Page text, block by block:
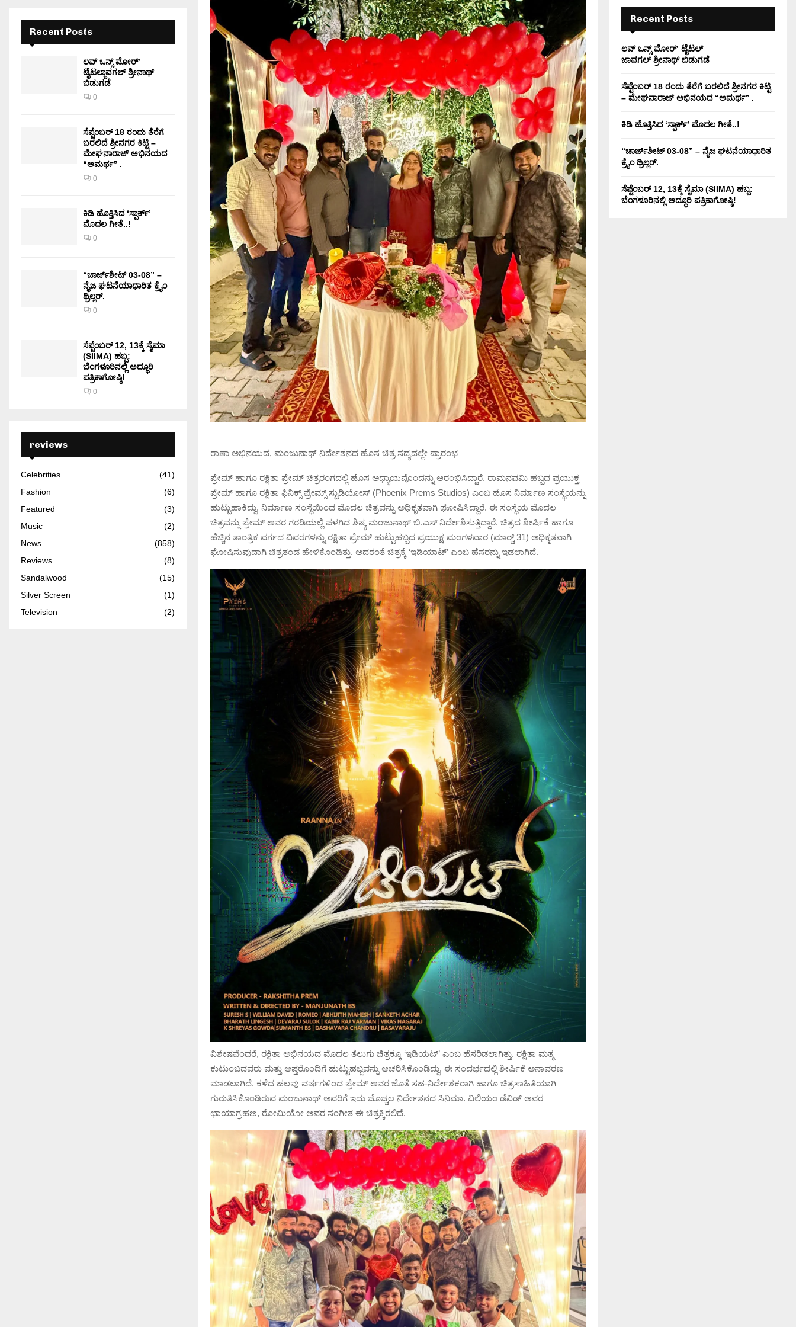
ರಾಣಾ ಅಭಿನಯದ, ಮಂಜುನಾಥ್‍ ನಿರ್ದೇಶನದ ಹೊಸ ಚಿತ್ರ ಸದ್ಯದಲ್ಲೇ ಪ್ರಾರಂಭ
ಪ್ರೇಮ್ ಹಾಗೂ ರಕ್ಷಿತಾ ಪ್ರೇಮ್ ಚಿತ್ರರಂಗದಲ್ಲಿ ಹೊಸ ಅಧ್ಯಾಯವೊಂದನ್ನು ಆರಂಭಿಸಿದ್ದಾರೆ. ರಾಮನವಮಿ ಹಬ್ಬದ ಪ್ರಯುಕ್ತ
ಪ್ರೇಮ್‍ ಹಾಗೂ ರಕ್ಷಿತಾ ಫಿನಿಕ್ಸ್ ಪ್ರೇಮ್ಸ್ ಸ್ಟುಡಿಯೋಸ್ (Phoenix Prems Studios) ಎಂಬ ಹೊಸ ನಿರ್ಮಾಣ ಸಂಸ್ಥೆಯನ್ನು
ಹುಟ್ಟುಹಾಕಿದ್ದು, ನಿರ್ಮಾಣ ಸಂಸ್ಥೆಯಿಂದ ಮೊದಲ ಚಿತ್ರವನ್ನು ಅಧಿಕೃತವಾಗಿ ಘೋಷಿಸಿದ್ದಾರೆ. ಈ ಸಂಸ್ಥೆಯ ಮೊದಲ
ಚಿತ್ರವನ್ನು ಪ್ರೇಮ್ ಅವರ ಗರಡಿಯಲ್ಲಿ ಪಳಗಿದ ಶಿಷ್ಯ ಮಂಜುನಾಥ್ ಬಿ.ಎಸ್ ನಿರ್ದೇಶಿಸುತ್ತಿದ್ದಾರೆ. ಚಿತ್ರದ ಶೀರ್ಷಿಕೆ ಹಾಗೂ
ಹೆಚ್ಚಿನ ತಾಂತ್ರಿಕ ವರ್ಗದ ವಿವರಗಳನ್ನು ರಕ್ಷಿತಾ ಪ್ರೇಮ್‍ ಹುಟ್ಟುಹಬ್ಬದ ಪ್ರಯುಕ್ಷ ಮಂಗಳವಾರ (ಮಾರ್ಚ್‍ 31) ಅಧಿಕೃತವಾಗಿ
ಘೋಷಿಸುವುದಾಗಿ ಚಿತ್ರತಂಡ ಹೇಳಿಕೊಂಡಿತ್ತು. ಅದರಂತೆ ಚಿತ್ರಕ್ಕೆ ‘ಇಡಿಯಾಟ್‍’ ಎಂಬ ಹೆಸರನ್ನು ಇಡಲಾಗಿದೆ.
ವಿಶೇಷವೆಂದರೆ, ರಕ್ಷಿತಾ ಅಭಿನಯದ ಮೊದಲ ತೆಲುಗು ಚಿತ್ರಕ್ಕೂ ‘ಇಡಿಯಟ್‍’ ಎಂಬ ಹೆಸರಿಡಲಾಗಿತ್ತು. ರಕ್ಷಿತಾ ಮತ್ಮ
ಕುಟುಂಬದವರು ಮತ್ತು ಆಪ್ತರೊಂದಿಗೆ ಹುಟ್ಟುಹಬ್ಬವನ್ನು ಆಚರಿಸಿಕೊಂಡಿದ್ದು, ಈ ಸಂದರ್ಭದಲ್ಲಿ ಶೀರ್ಷಿಕೆ ಅನಾವರಣ
ಮಾಡಲಾಗಿದೆ. ಕಳೆದ ಹಲವು ವರ್ಷಗಳಿಂದ ಪ್ರೇಮ್ ಅವರ ಜೊತೆ ಸಹ-ನಿರ್ದೇಶಕರಾಗಿ ಹಾಗೂ ಚಿತ್ರಸಾಹಿತಿಯಾಗಿ
ಗುರುತಿಸಿಕೊಂಡಿರುವ ಮಂಜುನಾಥ್ ಅವರಿಗೆ ಇದು ಚೊಚ್ಚಲ ನಿರ್ದೇಶನದ ಸಿನಿಮಾ. ವಿಲಿಯಂ ಡೆವಿಡ್ ಅವರ
ಛಾಯಾಗ್ರಹಣ, ರೋಮಿಯೋ ಅವರ ಸಂಗೀತ ಈ ಚಿತ್ರಕ್ಕಿರಲಿದೆ.
Recent Posts
ಲವ್ ಒನ್ಸ್ ಮೋರ್’
ಟೈಟಲ್ಜಾವಗಲ್ ಶ್ರೀನಾಥ್
ಬಿಡುಗಡೆ
0
ಸೆಪ್ಟೆಂಬರ್ 18 ರಂದು ತೆರೆಗೆ
ಬರಲಿದೆ ಶ್ರೀನಗರ ಕಿಟ್ಟಿ –
ಮೇಘನಾರಾಜ್ ಅಭಿನಯದ
“ಅಮರ್ಥ” .
0
ಕಿಡಿ‌‌ ಹೊತ್ತಿಸಿದ ‘ಸ್ಪಾರ್ಕ್’
ಮೊದಲ‌ ಗೀತೆ..!
0
“ಚಾರ್ಜ್‌ಶೀಟ್ 03-08” –
ನೈಜ ಘಟನೆಯಾಧಾರಿತ ಕ್ರೈಂ
ಥ್ರಿಲ್ಲರ್.
0
ಸೆಪ್ಟೆಂಬರ್ 12, 13ಕ್ಕೆ ಸೈಮಾ
(SIIMA) ಹಬ್ಬ:
ಬೆಂಗಳೂರಿನಲ್ಲಿ ಅದ್ಧೂರಿ
ಪತ್ರಿಕಾಗೋಷ್ಠಿ!
0
reviews
Celebrities
(41)
Fashion
(6)
Featured
(3)
Music
(2)
News
(858)
Reviews
(8)
Sandalwood
(15)
Silver Screen
(1)
Television
(2)
Recent Posts
ಲವ್ ಒನ್ಸ್ ಮೋರ್’ ಟೈಟಲ್
ಜಾವಗಲ್ ಶ್ರೀನಾಥ್ ಬಿಡುಗಡೆ
ಸೆಪ್ಟೆಂಬರ್ 18 ರಂದು ತೆರೆಗೆ ಬರಲಿದೆ ಶ್ರೀನಗರ ಕಿಟ್ಟಿ
– ಮೇಘನಾರಾಜ್ ಅಭಿನಯದ “ಅಮರ್ಥ” .
ಕಿಡಿ‌‌ ಹೊತ್ತಿಸಿದ ‘ಸ್ಪಾರ್ಕ್’ ಮೊದಲ‌ ಗೀತೆ..!
“ಚಾರ್ಜ್‌ಶೀಟ್ 03-08” – ನೈಜ ಘಟನೆಯಾಧಾರಿತ
ಕ್ರೈಂ ಥ್ರಿಲ್ಲರ್.
ಸೆಪ್ಟೆಂಬರ್ 12, 13ಕ್ಕೆ ಸೈಮಾ (SIIMA) ಹಬ್ಬ:
ಬೆಂಗಳೂರಿನಲ್ಲಿ ಅದ್ಧೂರಿ ಪತ್ರಿಕಾಗೋಷ್ಠಿ!